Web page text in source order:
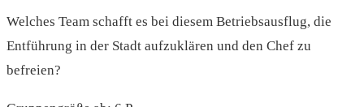
Welches Team schafft es bei diesem Betriebsausflug, die
Entführung in der Stadt aufzuklären und den Chef zu
befreien?